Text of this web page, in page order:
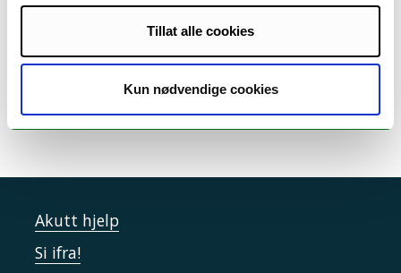
Tillat alle cookies
Kun nødvendige cookies
Type: Laboratorie
Fakultet for ingeniørvitenskap og
teknologi Institutt for elektroteknologi
Hansen, Ketil
Akutt hjelp
Si ifra!